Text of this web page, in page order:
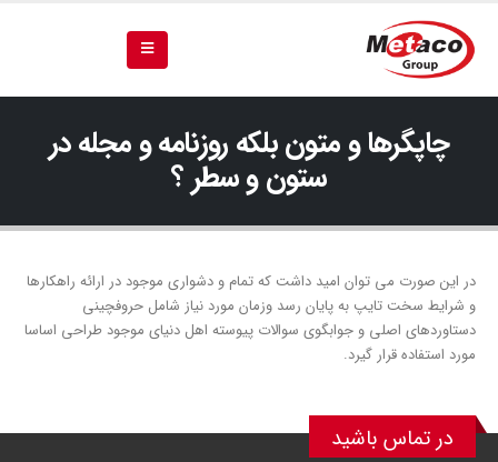
چاپگرها و متون بلکه روزنامه و مجله در
ستون و سطر ؟
در این صورت می توان امید داشت که تمام و دشواری موجود در ارائه راهکارها
و شرایط سخت تایپ به پایان رسد وزمان مورد نیاز شامل حروفچینی
دستاوردهای اصلی و جوابگوی سوالات پیوسته اهل دنیای موجود طراحی اساسا
مورد استفاده قرار گیرد.
در تماس باشید